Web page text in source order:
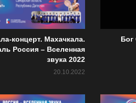
Бог
концерт. Махачкала.
Россия – Вселенная
звука 2022
20.10.2022